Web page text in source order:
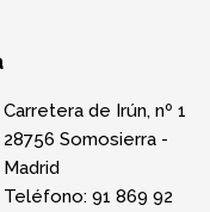
Carretera de Irún, nº 1
28756 Somosierra -
Madrid
Teléfono: 91 869 92